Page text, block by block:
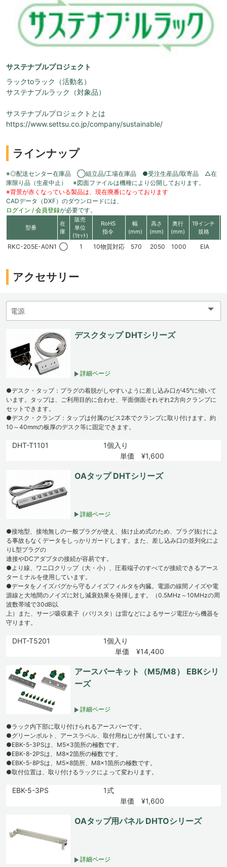
サステナブルプロジェクト
ラックtoラック（活動名）
サステナブルラック（対象品）
サステナブルプロジェクトとは
https://www.settsu.co.jp/company/sustainable/
ラインナップ
※◎配送センター在庫品 ◯組立品/工場在庫品 ●受注生産品/取寄品 △在
庫限り品（生産中止） ※図面ファイルは機種により公開しております。
※背景が赤くなっている製品は、現在廃番になっております
CADデータ（DXF）のダウンロードには、
ログイン / 会員登録が必要です。
型番
在
庫
販売
単位
(1ｾｯﾄ)
RoHS
指令
幅
(mm)
高さ
(mm)
奥行
(mm)
19インチ
規格
RKC-205E-A0N1 ◯ 1 10物質対応 570 2050 1000 EIA
アクセサリー
デスクタップ DHTシリーズ
詳細ページ
●デスク・タップ：プラグの着脱がしやすいように差し込み口が45°に傾いて
います。タップは、ご利用目的に合わせ、平面側面それぞれ2方向クランプに
セットできます。
●デスク・クランプ：タップは付属のビス2本でクランプに取り付けます。約
10～40mmの板厚のデスク等に固定できます。
DHT-T1101
1個入り
単価 ¥1,600
OAタップ DHTシリーズ
詳細ページ
●接地型、接地無しの一般プラグが使え、抜け止め式のため、プラグ抜けによ
る事故もなくデータをしっかりガードします。また、差し込み口の並列化によ
りL型プラグの
連接やDCアダプタの接続が容易です。
●より線、ワニ口クリップ（大・小）、圧着端子のすべてが接続できるアース
ターミナルを使用しています。
●データをノイズバグから守るノイズフィルタを内臓。電源の線間ノイズや電
源線と大地間のノイズに対し減衰効果を発揮します。（0.5MHz～10MHzの周
波数帯域で30dB以
上）また、サージ吸収素子（バリスタ）は雷などによるサージ電圧から機器を
守ります。
DHT-T5201
1個入り
単価 ¥14,400
アースバーキット（M5/M8） EBKシリ
ーズ
詳細ページ
●ラック内下部に取り付けられるアースバーです。
●グリーンボルト、アースラベル、取付用ねじが付属しています。
●EBK-5-3PSは、M5×3箇所の極数です。
●EBK-8-2PSは、M8×2箇所の極数です。
●EBK-5-8PSは、M5×8箇所、M8×1箇所の極数です。
●取付位置は、取り付けるラックによって変わります。
EBK-5-3PS
1式
単価 ¥1,600
OAタップ用パネル DHTOシリーズ
詳細ページ